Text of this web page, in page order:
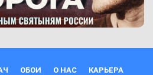
ОБОИ О НАС
КАРЬЕРА